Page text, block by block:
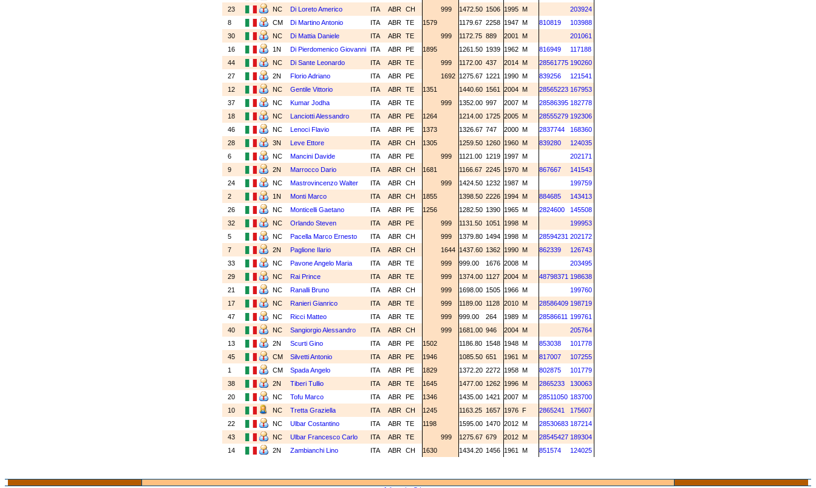
23
NC Di Loreto Americo ITA ABR CH 999 1472.50 1506 1995 M
203924
8
CM Di Martino Antonio ITA ABR TE 1579 1179.67 2258 1947 M 810819
103988
30
NC Di Mattia Daniele ITA ABR TE 999 1172.75 889 2001 M
201061
16
1N Di Pierdomenico Giovanni ITA ABR PE 1895 1261.50 1939 1962 M 816949
117188
44
NC Di Sante Leonardo ITA ABR TE 999 1172.00 437 2014 M 28561775 190260
27
2N Florio Adriano ITA ABR PE 1692 1275.67 1221 1990 M 839256
121541
12
NC Gentile Vittorio ITA ABR TE 1351 1440.60 1561 2004 M 28565223 167953
37
NC Kumar Jodha ITA ABR TE 999 1352.00 997 2007 M 28586395 182778
18
NC Lanciotti Alessandro ITA ABR PE 1264 1214.00 1725 2005 M 28555279 192306
46
NC Lenoci Flavio ITA ABR PE 1373 1326.67 747 2000 M 2837744
168360
28
3N Leve Ettore ITA ABR CH 1305 1259.50 1260 1960 M 839280
124035
6
NC Mancini Davide ITA ABR PE 999 1121.00 1219 1997 M
202171
9
2N Marrocco Dario ITA ABR CH 1681 1166.67 2245 1970 M 867667
141543
24
NC Mastrovincenzo Walter ITA ABR CH 999 1424.50 1232 1987 M
199759
2
1N Monti Marco ITA ABR CH 1855 1398.50 2226 1994 M 884685
143413
26
NC Monticelli Gaetano ITA ABR PE 1256 1282.50 1390 1965 M 2824600
145508
32
NC Orlando Steven ITA ABR PE 999 1131.50 1051 1998 M
199953
5
NC Pacella Marco Ernesto ITA ABR CH 999 1379.80 1494 1998 M 28594231 202172
7
2N Paglione Ilario ITA ABR CH 1644 1437.60 1362 1990 M 862339
126743
33
NC Pavone Angelo Maria ITA ABR TE 999 999.00 1676 2008 M
203495
29
NC Rai Prince ITA ABR TE 999 1374.00 1127 2004 M 48798371 198638
21
NC Ranalli Bruno ITA ABR CH 999 1698.00 1505 1966 M
199760
17
NC Ranieri Gianrico ITA ABR TE 999 1189.00 1128 2010 M 28586409 198719
47
NC Ricci Matteo ITA ABR TE 999 999.00 264 1989 M 28586611 199761
40
NC Sangiorgio Alessandro ITA ABR CH 999 1681.00 946 2004 M
205764
13
2N Scurti Gino ITA ABR PE 1502 1186.80 1548 1948 M 853038
101778
45
CM Silvetti Antonio ITA ABR PE 1946 1085.50 651 1961 M 817007
107255
1
CM Spada Angelo ITA ABR PE 1829 1372.20 2272 1958 M 802875
101779
38
2N Tiberi Tullio ITA ABR TE 1645 1477.00 1262 1996 M 2865233
130063
20
NC Tofu Marco ITA ABR PE 1346 1435.00 1421 2007 M 28511050 183700
10
NC Tretta Graziella ITA ABR CH 1245 1163.25 1657 1976 F 2865241
175607
22
NC Ulbar Costantino ITA ABR TE 1198 1595.00 1470 2012 M 28530683 187214
43
NC Ulbar Francesco Carlo ITA ABR TE 999 1275.67 679 2012 M 28545427 189304
14
2N Zambianchi Lino ITA ABR CH 1630 1434.20 1456 1961 M 851574 124025